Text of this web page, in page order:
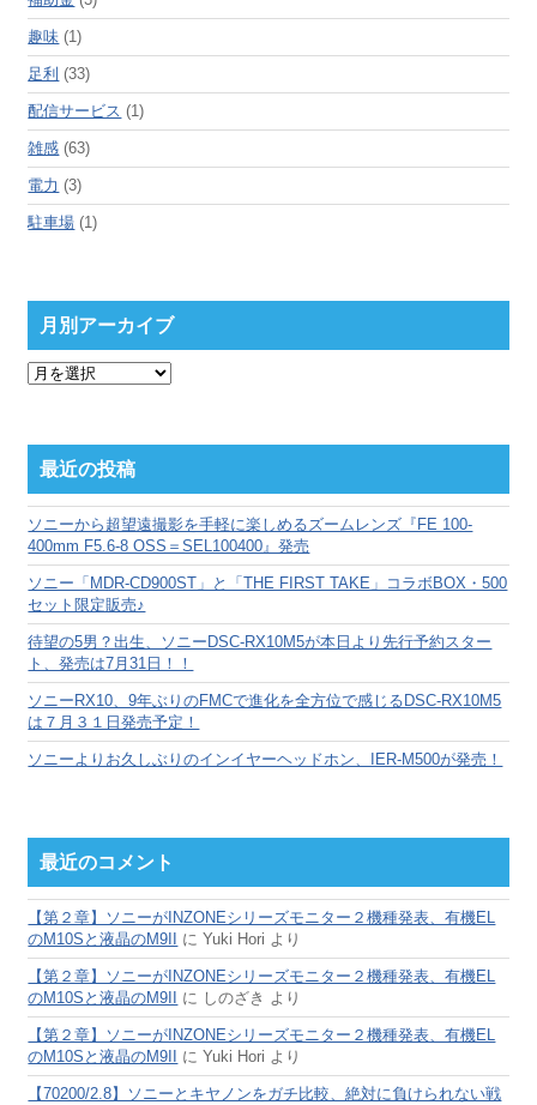
趣味 (1)
足利 (33)
配信サービス (1)
雑感 (63)
電力 (3)
駐車場 (1)
月別アーカイブ
月
ー
カ
ブ
最近の投稿
ソニーから超望遠撮影を手軽に楽しめるズームレンズ『FE 100-
400mm F5.6-8 OSS＝SEL100400』発売
ソニー「MDR-CD900ST」と「THE FIRST TAKE」コラボBOX・500
セット限定販売♪
待望の5男？出生、ソニーDSC-RX10M5が本日より先行予約スター
ト、発売は7月31日！！
ソニーRX10、9年ぶりのFMCで進化を全方位で感じるDSC-RX10M5
は７月３１日発売予定！
ソニーよりお久しぶりのインイヤーヘッドホン、IER-M500が発売！
最近のコメント
【第２章】ソニーがINZONEシリーズモニター２機種発表、有機EL
のM10Sと液晶のM9II
にYuki Hori より
【第２章】ソニーがINZONEシリーズモニター２機種発表、有機EL
のM10Sと液晶のM9II
に しのざき より
【第２章】ソニーがINZONEシリーズモニター２機種発表、有機EL
のM10Sと液晶のM9II
にYuki Hori より
【70200/2.8】ソニーとキヤノンをガチ比較、絶対に負けられない戦